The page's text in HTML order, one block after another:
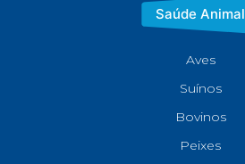
Saúde Animal
Aves
Suínos
Bovinos
Peixes